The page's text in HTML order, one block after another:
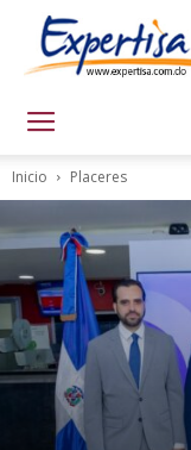
Inicio Placeres